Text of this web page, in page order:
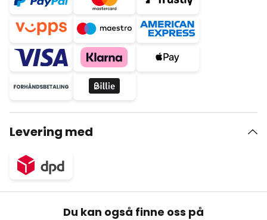
Levering med
Du kan også finne oss på